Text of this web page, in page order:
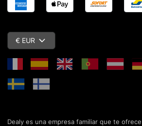
€ EUR
Dealy es una empresa familiar que te